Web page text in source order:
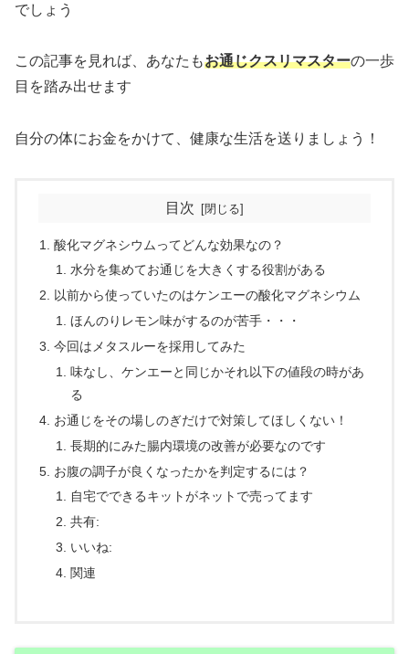
でしょう
この記事を見れば、あなたもお通じクスリマスターの一歩
目を踏み出せます
自分の体にお金をかけて、健康な生活を送りましょう！
目次
酸化マグネシウムってどんな効果なの？
水分を集めてお通じを大きくする役割がある
以前から使っていたのはケンエーの酸化マグネシウム
ほんのりレモン味がするのが苦手・・・
今回はメタスルーを採用してみた
味なし、ケンエーと同じかそれ以下の値段の時があ
る
お通じをその場しのぎだけで対策してほしくない！
長期的にみた腸内環境の改善が必要なのです
お腹の調子が良くなったかを判定するには？
自宅でできるキットがネットで売ってます
共有:
いいね:
関連